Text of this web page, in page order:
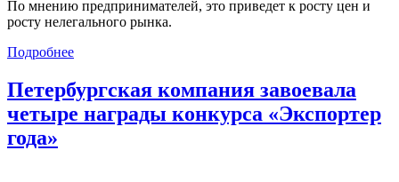
По мнению предпринимателей, это приведет к росту цен и
росту нелегального рынка.
Подробнее
Петербургская компания завоевала
четыре награды конкурса «Экспортер
года»